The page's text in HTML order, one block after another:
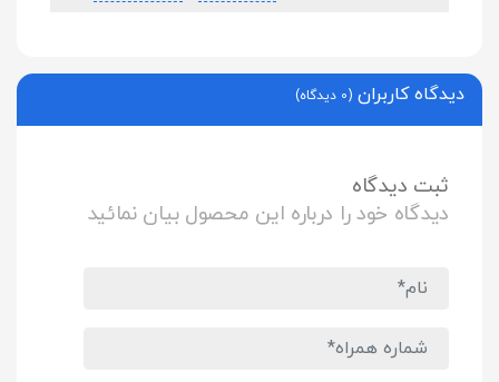
دیدگاه کاربران (0 دیدگاه)
ثبت دیدگاه
دیدگاه خود را درباره این محصول بیان نمائید